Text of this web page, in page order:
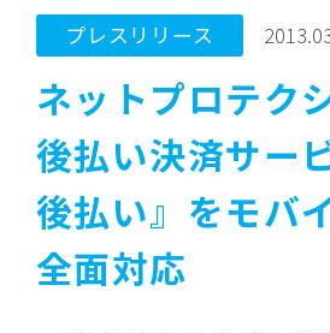
プレスリリース
ネットプロテク
後払い決済サー
後払い』をモバ
全面対応